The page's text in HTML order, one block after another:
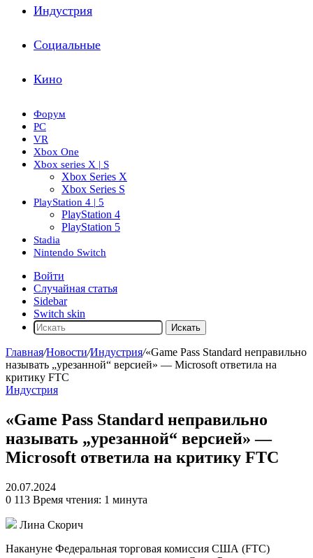
Индустрия
Социальные
Кино
Форум
PC
VR
Xbox One
Xbox series X | S
Xbox Series X
Xbox Series S
PlayStation 4 | 5
PlayStation 4
PlayStation 5
Stadia
Nintendo Switch
Войти
Случайная статья
Sidebar
Switch skin
Искать
Главная/Новости/Индустрия/«Game Pass Standard неправильно
называть „урезанной“ версией» — Microsoft ответила на
критику FTC
Индустрия
«Game Pass Standard неправильно
называть „урезанной“ версией» —
Microsoft ответила на критику FTC
20.07.2024
0 113 Время чтения: 1 минута
Лина Скорич
Накануне Федеральная торговая комиссия США (FTC)